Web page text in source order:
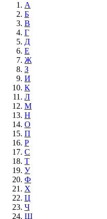
А
Б
В
Г
Д
Е
Ж
З
И
К
Л
М
Н
О
П
Р
С
Т
У
Ф
Х
Ц
Ч
Ш